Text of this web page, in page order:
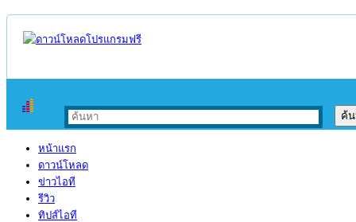
หน้าแรก
ดาวน์โหลด
ข่าวไอที
รีวิว
ทิปส์ไอที